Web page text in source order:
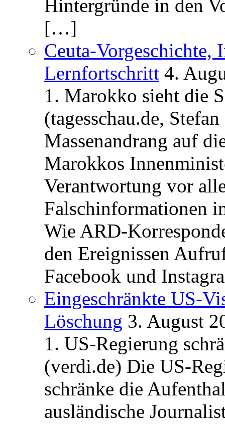
Hintergründe in den
[…]
Ceuta-Vorgeschichte,
Lernfortschritt 4.
1. Marokko sieht die
(tagesschau.de,
Massenandrang auf
Marokkos
Verantwortung vor
Falschinformationen
Wie ARD-
den Ereignissen
Facebook und
Eingeschränkte US-
Löschung 3. August
1. US-Regierung
(verdi.de) Die US-
schränke die
ausländische